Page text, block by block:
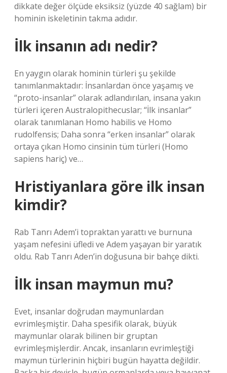
dikkate değer ölçüde eksiksiz (yüzde 40 sağlam) bir
hominin iskeletinin takma adıdır.
İlk insanın adı nedir?
En yaygın olarak hominin türleri şu şekilde
tanımlanmaktadır: İnsanlardan önce yaşamış ve
“proto-insanlar” olarak adlandırılan, insana yakın
türleri içeren Australopithecuslar; “İlk insanlar”
olarak tanımlanan Homo habilis ve Homo
rudolfensis; Daha sonra “erken insanlar” olarak
ortaya çıkan Homo cinsinin tüm türleri (Homo
sapiens hariç) ve…
Hristiyanlara göre ilk insan
kimdir?
Rab Tanrı Adem’i topraktan yarattı ve burnuna
yaşam nefesini üfledi ve Adem yaşayan bir yaratık
oldu. Rab Tanrı Aden’in doğusuna bir bahçe dikti.
İlk insan maymun mu?
Evet, insanlar doğrudan maymunlardan
evrimleşmiştir. Daha spesifik olarak, büyük
maymunlar olarak bilinen bir gruptan
evrimleşmişlerdir. Ancak, insanların evrimleştiği
maymun türlerinin hiçbiri bugün hayatta değildir.